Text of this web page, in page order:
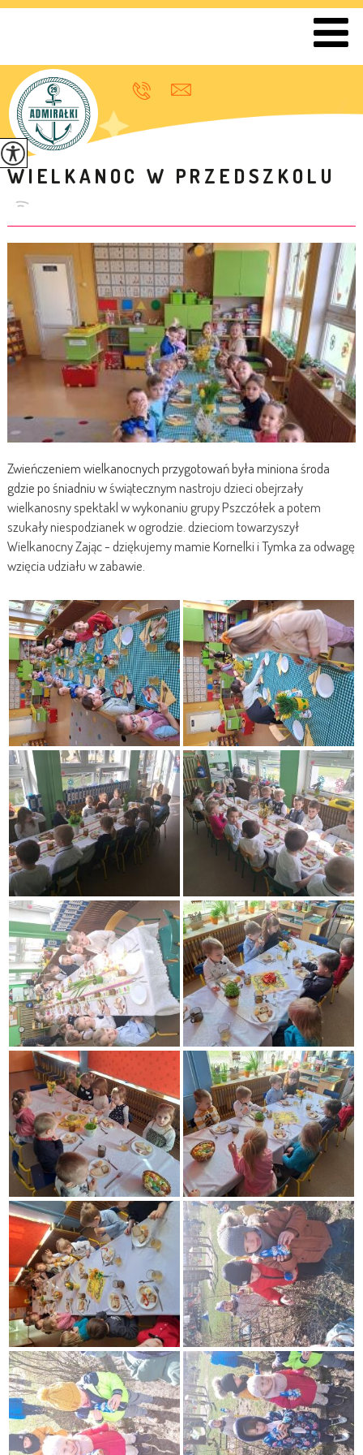
WIELKANOC W PRZEDSZKOLU
Zwieńczeniem wielkanocnych przygotowań była miniona środa
gdzie po śniadniu wświątecznym nastroju dzieci obejrzały
wielkanosny spektakl w wykonaniu grupy Pszczółek a potem
szukały niespodzianek w ogrodzie. dzieciom towarzyszył
Wielkanocny Zając - dziękujemy mamie Kornelki i Tymka za odwagę
wzięcia udziału w zabawie.